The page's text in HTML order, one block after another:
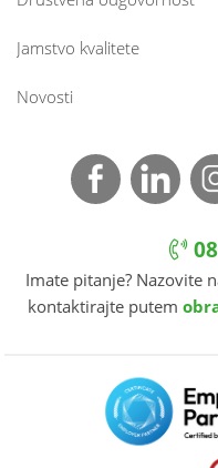
Jamstvo kvalitete
Novosti
Imate pitanje? Nazovite
kontaktirajte putem